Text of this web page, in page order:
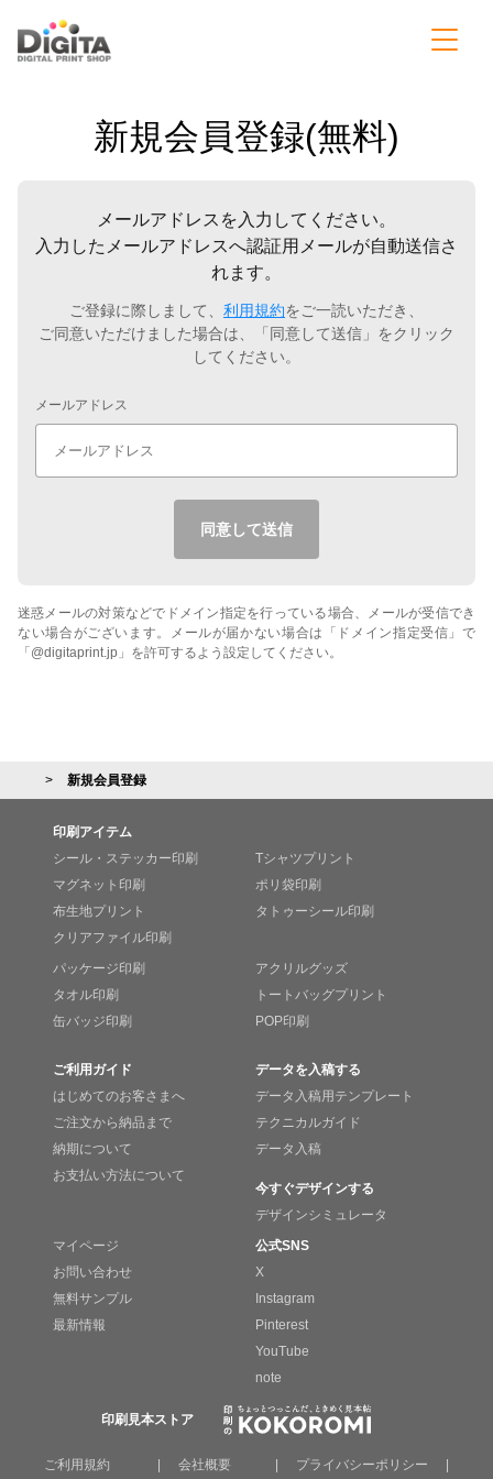
新規会員登録(無料)
メールアドレスを入力してください。
入力したメールアドレスへ認証用メールが自動送信さ
れます。
ご登録に際しまして、 利用規約をご一読いただき、
ご同意いただけました場合は、「同意して送信」をクリック
してください。
メールアドレス
同意して送信
迷惑メールの対策などでドメイン指定を行っている場合、メールが受信でき
ない場合がございます。メールが届かない場合は「ドメイン指定受信」で
「@digitaprint.jp」を許可するよう設定してください。
新規会員登録
印刷アイテム
シール・ステッカー印刷
マグネット印刷
布生地プリント
クリアファイル印刷
Tシャツプリント
ポリ袋印刷
タトゥーシール印刷
パッケージ印刷
タオル印刷
缶バッジ印刷
アクリルグッズ
トートバッグプリント
POP印刷
ご利用ガイド
はじめてのお客さまへ
ご注文から納品まで
納期について
お支払い方法について
データを入稿する
データ入稿用テンプレート
テクニカルガイド
データ入稿
今すぐデザインする
デザインシミュレータ
マイページ
お問い合わせ
無料サンプル
最新情報
公式SNS
X
Instagram
Pinterest
YouTube
note
印刷見本ストア
ご利用規約 会社概要 プライバシーポリシー